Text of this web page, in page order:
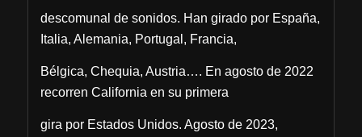
descomunal de sonidos. Han girado por España,
Italia, Alemania, Portugal, Francia,
Bélgica, Chequia, Austria…. En agosto de 2022
recorren California en su primera
gira por Estados Unidos. Agosto de 2023,